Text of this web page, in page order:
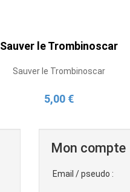
Sauver le Trombinoscar
Sauver le Trombinoscar
5,00 €
Mon compte
Email / pseudo :